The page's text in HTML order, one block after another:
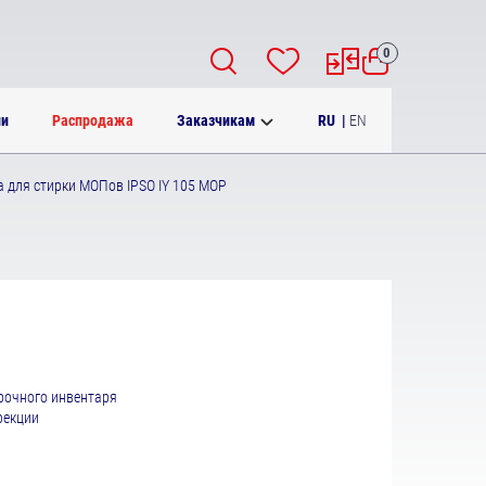
Распродажа Заказчикам RU | EN
0
стирки МОПов IPSO IY 105 MOP
инвентаря